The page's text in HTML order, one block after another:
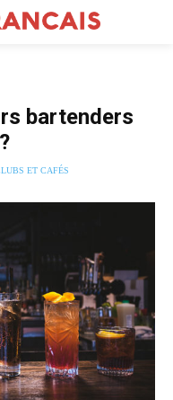
bartenders
ET CAFÉS